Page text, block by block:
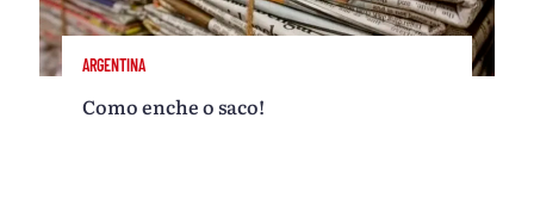
ARGENTINA
Como enche o saco!